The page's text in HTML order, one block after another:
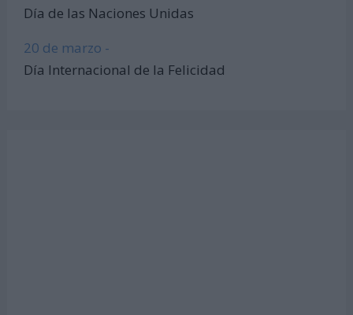
Día de las Naciones Unidas
20 de marzo -
Día Internacional de la Felicidad